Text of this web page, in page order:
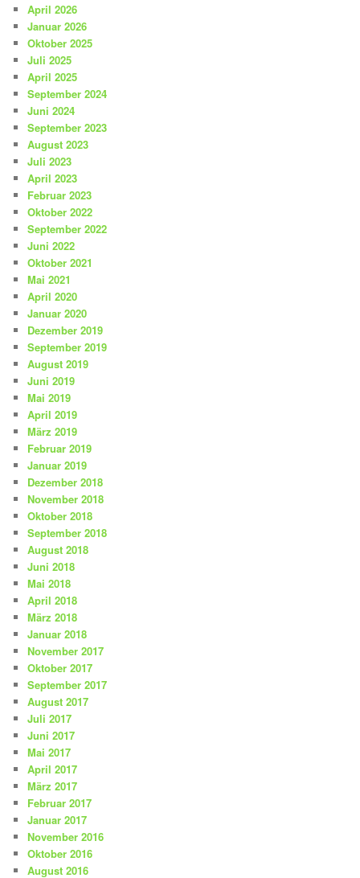
April 2026
Januar 2026
Oktober 2025
Juli 2025
April 2025
September 2024
Juni 2024
September 2023
August 2023
Juli 2023
April 2023
Februar 2023
Oktober 2022
September 2022
Juni 2022
Oktober 2021
Mai 2021
April 2020
Januar 2020
Dezember 2019
September 2019
August 2019
Juni 2019
Mai 2019
April 2019
März 2019
Februar 2019
Januar 2019
Dezember 2018
November 2018
Oktober 2018
September 2018
August 2018
Juni 2018
Mai 2018
April 2018
März 2018
Januar 2018
November 2017
Oktober 2017
September 2017
August 2017
Juli 2017
Juni 2017
Mai 2017
April 2017
März 2017
Februar 2017
Januar 2017
November 2016
Oktober 2016
August 2016